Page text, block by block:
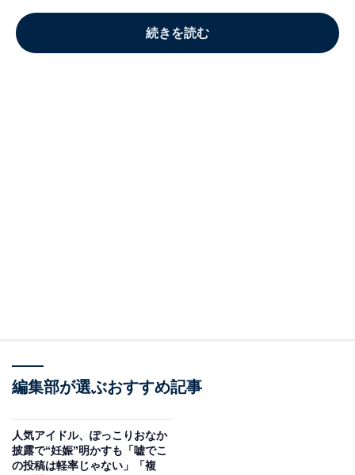
続きを読む
編集部が選ぶおすすめ記事
人気アイドル、ぽっこりおなか
披露で“妊娠”明かすも「嘘でこ
の投稿は軽率じゃない」「複